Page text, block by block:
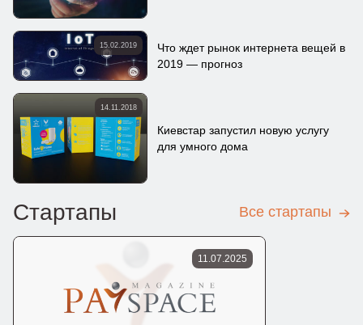
15.02.2019
Что ждет рынок интернета вещей в
2019 — прогноз
14.11.2018
Киевстар запустил новую услугу
для умного дома
Стартапы Все стартапы
11.07.2025